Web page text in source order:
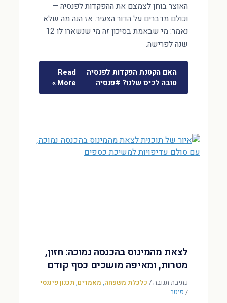
האוצר בוחן לצמצם את ההפקדות לפנסיה —
וכולם מדברים על הדור הצעיר. אז הנה מה שלא
נאמר: מי שבאמת בסיכון זה מי שנשארו לו 12
שנה לפרישה.
האם הקטנת הפקדות לפנסיה
טובה לכיס שלנו? #פנסיה
Read
More »
לצאת מהמינוס בהכנסה נמוכה: חזון,
מטרות, ומאיפה מושכים כסף קודם
כתיבת תגובה/ כלכלת משפחה, מאמרים, תכנון פיננסי
/ פיטר